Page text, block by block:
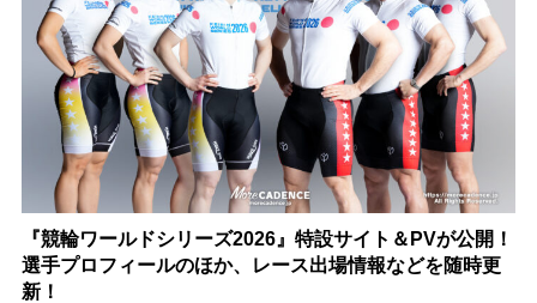
『競輪ワールドシリーズ2026』特設サイト＆PVが公開！
選手プロフィールのほか、レース出場情報などを随時更
新！